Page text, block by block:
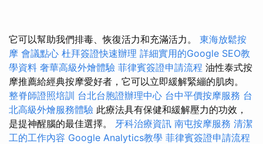
它可以幫助我們排毒、恢復活力和充滿活力。 東海放鬆按
摩 會議點心 杜拜簽證快速辦理 詳細實用的Google SEO教
學資料 奢華高級外燴體驗 菲律賓簽證申請流程 油性泰式按
摩推薦給經典按摩愛好者，它可以立即緩解緊繃的肌肉。
整脊師證照培訓 台北台胞證辦理中心 台中平價按摩服務 台
北高級外燴服務體驗 此療法具有保健和緩解壓力的功效，
是提神醒腦的最佳選擇。 牙科治療資訊 南屯按摩服務 清潔
工的工作內容 Google Analytics教學 菲律賓簽證申請流程